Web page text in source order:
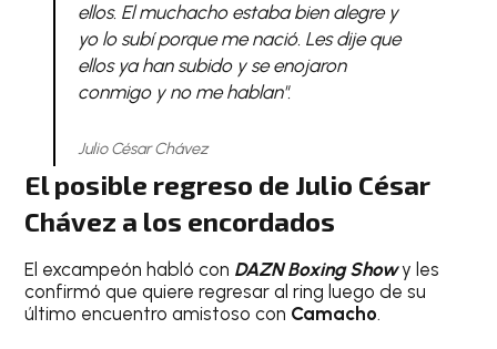
ellos. El muchacho estaba bien alegre y
yo lo subí porque me nació. Les dije que
ellos ya han subido y se enojaron
conmigo y no me hablan".
Julio César Chávez
El posible regreso de Julio César
Chávez a los encordados
El excampeón habló con DAZN Boxing Showy les
confirmó que quiere regresar al ring luego de su
último encuentro amistoso con Camacho.